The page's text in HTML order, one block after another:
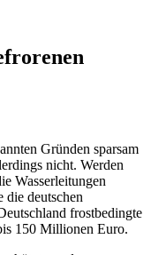
Gründen sparsam
nicht. Werden
Wasserleitungen
deutschen
frostbedingte
150 Millionen Euro.